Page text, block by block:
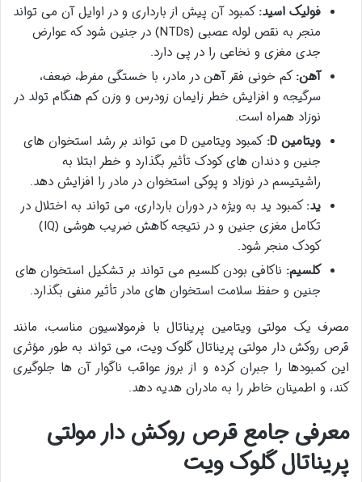
فولیک اسید:کمبود آن پیش از بارداری و در اوایل آن می تواند
منجر به نقص لوله عصبی (NTDs) در جنین شود که عوارض
جدی مغزی و نخاعی را در پی دارد.
آهن:کم خونی فقر آهن در مادر، با خستگی مفرط، ضعف،
سرگیجه و افزایش خطر زایمان زودرس و وزن کم هنگام تولد در
نوزاد همراه است.
ویتامین D:
کمبود ویتامین D می تواند بر رشد استخوان های
جنین و دندان های کودک تأثیر بگذارد و خطر ابتلا به
راشیتیسم در نوزاد و پوکی استخوان در مادر را افزایش دهد.
ید:کمبود ید به ویژه در دوران بارداری، می تواند به اختلال در
تکامل مغزی جنین و در نتیجه کاهش ضریب هوشی (IQ)
کودک منجر شود.
کلسیم: ناکافی بودن کلسیم می تواند بر تشکیل استخوان های
جنین و حفظ سلامت استخوان های مادر تأثیر منفی بگذارد.
مصرف یک مولتی ویتامین پریناتال با فرمولاسیون مناسب، مانند
قرص روکش دار مولتی پریناتال گلوک ویت، می تواند به طور مؤثری
این کمبودها را جبران کرده و از بروز عواقب ناگوار آن ها جلوگیری
کند، و اطمینان خاطر را به مادران هدیه دهد.
معرفی جامع قرص روکش دار مولتی
پریناتال گلوک ویت